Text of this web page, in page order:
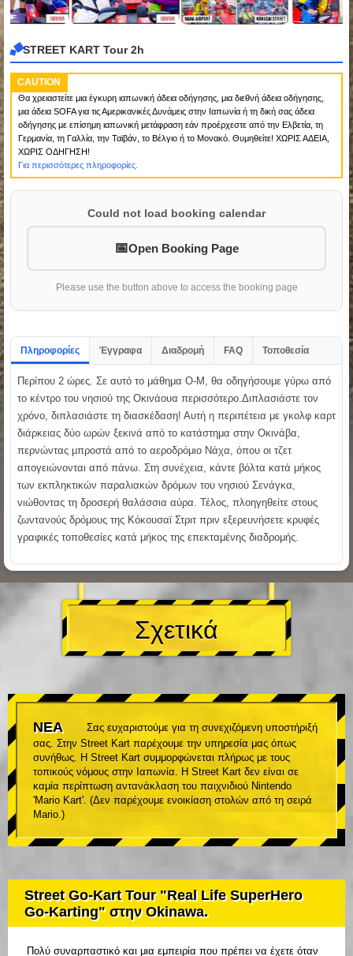
STREET KART Tour 2h
CAUTION
Θα χρειαστείτε μια έγκυρη ιαπωνική άδεια οδήγησης, μια διεθνή άδεια οδήγησης,
μια άδεια SOFA για τις Αμερικανικές Δυνάμεις στην Ιαπωνία ή τη δική σας άδεια
οδήγησης με επίσημη ιαπωνική μετάφραση εάν προέρχεστε από την Ελβετία, τη
Γερμανία, τη Γαλλία, την Ταϊβάν, το Βέλγιο ή το Μονακό. Θυμηθείτε! ΧΩΡΙΣ ΑΔΕΙΑ,
ΧΩΡΙΣ ΟΔΗΓΗΣΗ!
Για περισσότερες πληροφορίες.
Could not load booking calendar
Open Booking Page
Please use the button above to access the booking page
Πληροφορίες Έγγραφα Διαδρομή FAQ Τοποθεσία
Περίπου 2 ώρες. Σε αυτό το μάθημα O-M, θα οδηγήσουμε γύρω από
το κέντρο του νησιού της Οκινάουα περισσότερο.Διπλασιάστε τον
χρόνο, διπλασιάστε τη διασκέδαση! Αυτή η περιπέτεια με γκολφ καρτ
διάρκειας δύο ωρών ξεκινά από το κατάστημα στην Οκινάβα,
περνώντας μπροστά από το αεροδρόμιο Νάχα, όπου οι τζετ
απογειώνονται από πάνω. Στη συνέχεια, κάντε βόλτα κατά μήκος
των εκπληκτικών παραλιακών δρόμων του νησιού Σενάγκα,
νιώθοντας τη δροσερή θαλάσσια αύρα. Τέλος, πλοηγηθείτε στους
ζωντανούς δρόμους της Κόκουσαϊ Στριτ πριν εξερευνήσετε κρυφές
γραφικές τοποθεσίες κατά μήκος της επεκταμένης διαδρομής.
Σχετικά
ΝΕΑ
Σας ευχαριστούμε για τη συνεχιζόμενη υποστήριξή
σας. Στην Street Kart παρέχουμε την υπηρεσία μας όπως
συνήθως. Η Street Kart συμμορφώνεται πλήρως με τους
τοπικούς νόμους στην Ιαπωνία. Η Street Kart δεν είναι σε
καμία περίπτωση αντανάκλαση του παιχνιδιού Nintendo
'Mario Kart'. (Δεν παρέχουμε ενοικίαση στολών από τη σειρά
Mario.)
Street Go-Kart Tour "Real Life SuperHero
Go-Karting" στην Okinawa.
Πολύ συναρπαστικό και μια εμπειρία που πρέπει να έχετε όταν